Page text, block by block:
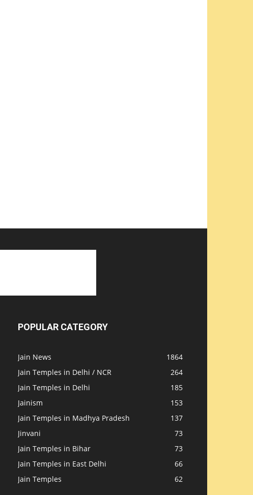
POPULAR CATEGORY
Jain News
1864
Jain Temples in Delhi / NCR
264
Jain Temples in Delhi
185
Jainism
153
Jain Temples in Madhya Pradesh
137
Jinvani
73
Jain Temples in Bihar
73
Jain Temples in East Delhi
66
Jain Temples
62